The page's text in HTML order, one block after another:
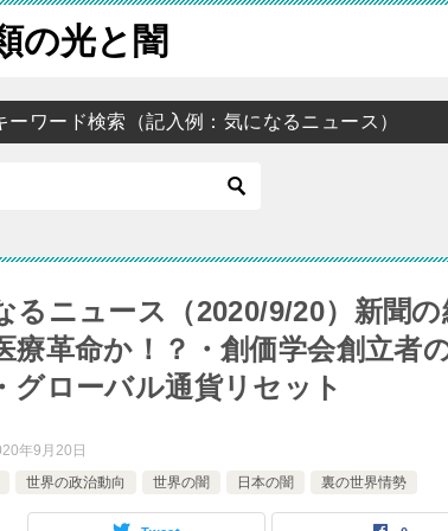
の光と闇
ーワード検索（記入例：気になるニュース）
るニュース（2020/9/20）新聞
療革命か！？・創価学会創立者
グローバル通貨リセット
年9月20日
世界の政治動向 世界の闇 日本の闇 裏の世界情勢